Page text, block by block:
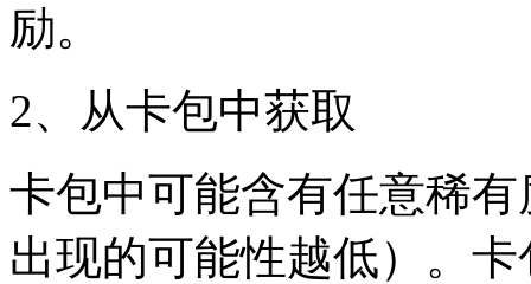
励。
2、从卡包中获取
卡包中可能含有任意稀
出现的可能性越低）。